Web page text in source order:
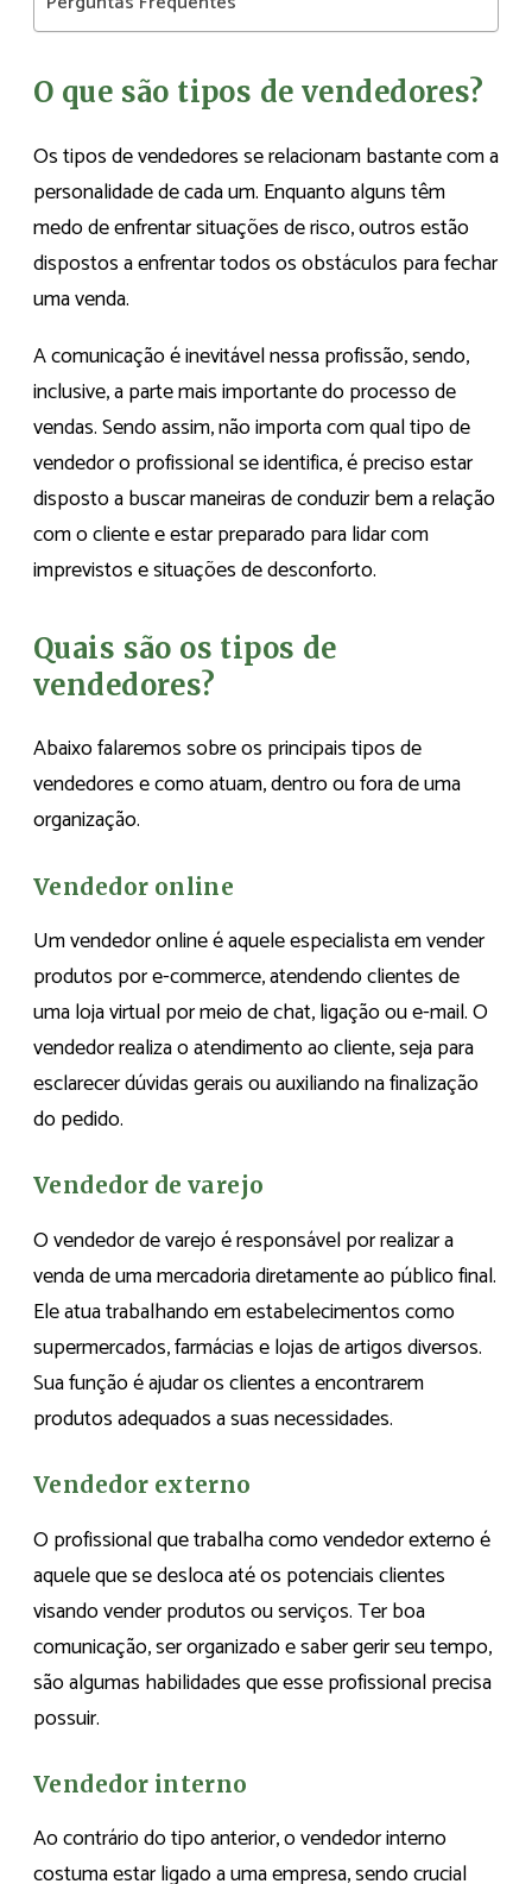
O que são tipos de vendedores?
Os tipos de vendedores se relacionam bastante com a
personalidade de cada um. Enquanto alguns têm
medo de enfrentar situações de risco, outros estão
dispostos a enfrentar todos os obstáculos para fechar
uma venda.
A comunicação é inevitável nessa profissão, sendo,
inclusive, a parte mais importante do processo de
vendas. Sendo assim, não importa com qual tipo de
vendedor o profissional se identifica, é preciso estar
disposto a buscar maneiras de conduzir bem a relação
com o cliente e estar preparado para lidar com
imprevistos e situações de desconforto.
Quais são os tipos de
vendedores?
Abaixo falaremos sobre os principais tipos de
vendedores e como atuam, dentro ou fora de uma
organização.
Vendedor online
Um vendedor online é aquele especialista em vender
produtos por e-commerce, atendendo clientes de
uma loja virtual por meio de chat, ligação ou e-mail. O
vendedor realiza o atendimento ao cliente, seja para
esclarecer dúvidas gerais ou auxiliando na finalização
do pedido.
Vendedor de varejo
O vendedor de varejo é responsável por realizar a
venda de uma mercadoria diretamente ao público final.
Ele atua trabalhando em estabelecimentos como
supermercados, farmácias e lojas de artigos diversos.
Sua função é ajudar os clientes a encontrarem
produtos adequados a suas necessidades.
Vendedor externo
O profissional que trabalha como vendedor externo é
aquele que se desloca até os potenciais clientes
visando vender produtos ou serviços. Ter boa
comunicação, ser organizado e saber gerir seu tempo,
são algumas habilidades que esse profissional precisa
possuir.
Vendedor interno
Ao contrário do tipo anterior, o vendedor interno
costuma estar ligado a uma empresa, sendo crucial